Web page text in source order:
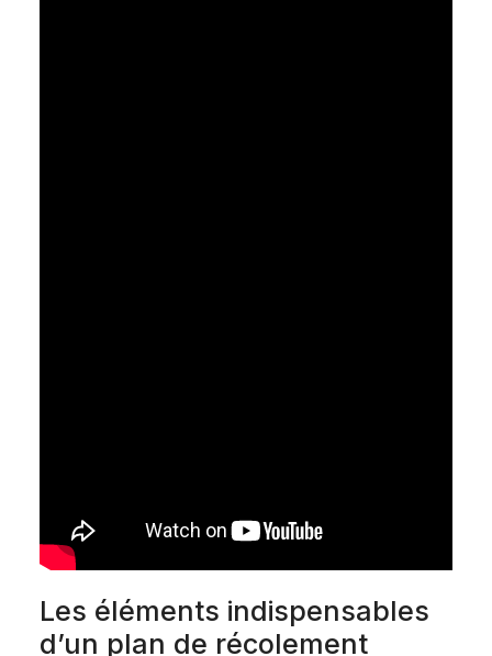
Les éléments indispensables
d’un plan de récolement